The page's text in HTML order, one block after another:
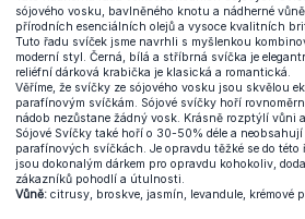
sójového vosku, bavlněného knotu a nádherné
přírodních esenciálních olejů a vysoce kvalitních
Tuto řadu svíček jsme navrhli s myšlenkou
moderní styl. Černá, bílá a stříbrná svíčka je
reliéfní dárková krabička je klasická a romantická.
Věříme, že svíčky ze sójového vosku jsou skvělou
parafínovým svíčkám. Sójové svíčky hoří
nádob nezůstane žádný vosk. Krásně rozptýlí vůni
Sójové Svíčky také hoří o 30-50% déle a
parafínových svíčkách. Je opravdu těžké se do
jsou dokonalým dárkem pro opravdu kohokoliv,
zákazníků pohodlí a útulnosti.
Vůně: citrusy, broskve, jasmín, levandule, krémové